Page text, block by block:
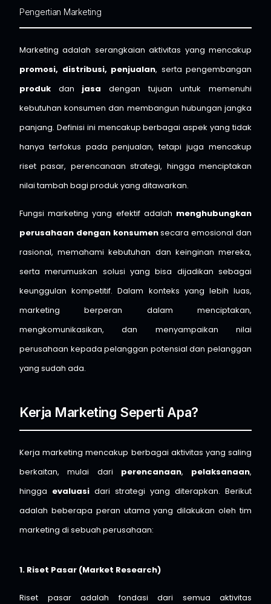
Pengertian Marketing
Marketing adalah serangkaian aktivitas yang mencakup
promosi, distribusi, penjualan, serta pengembangan
produk dan jasa dengan tujuan untuk memenuhi
kebutuhan konsumen dan membangun hubungan jangka
panjang. Definisi ini mencakup berbagai aspek yang tidak
hanya terfokus pada penjualan, tetapi juga mencakup
riset pasar, perencanaan strategi, hingga menciptakan
nilai tambah bagi produk yang ditawarkan.
Fungsi marketing yang efektif adalah menghubungkan
perusahaan dengan konsumensecara emosional dan
rasional, memahami kebutuhan dan keinginan mereka,
serta merumuskan solusi yang bisa dijadikan sebagai
keunggulan kompetitif. Dalam konteks yang lebih luas,
marketing berperan dalam menciptakan,
mengkomunikasikan, dan menyampaikan nilai
perusahaan kepada pelanggan potensial dan pelanggan
yang sudah ada.
Kerja Marketing Seperti Apa?
Kerja marketing mencakup berbagai aktivitas yang saling
berkaitan, mulai dari perencanaan, pelaksanaan,
hingga evaluasi dari strategi yang diterapkan. Berikut
adalah beberapa peran utama yang dilakukan oleh tim
marketing di sebuah perusahaan:
1. Riset Pasar (Market Research)
Riset pasar adalah fondasi dari semua aktivitas